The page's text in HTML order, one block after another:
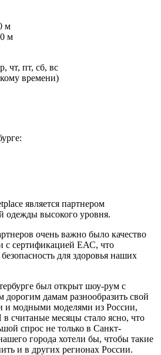
м
м
чт, пт, сб, вс
времени)
является партнером
одежды высокого уровня.
очень важно было качество
с сертификацией ЕАС, что
для здоровья наших
был открыт шоу-рум с
дамам разнообразить свой
и модными моделями из России,
считаные месяцы стало ясно, что
спрос не только в Санкт-
города хотели бы, чтобы такие
и в других регионах России.